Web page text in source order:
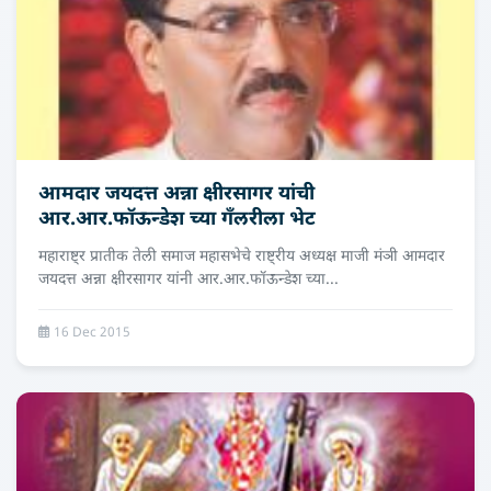
आमदार जयदत्त अन्ना क्षीरसागर यांची
आर.आर.फॉऊन्डेश च्या गँलरीला भेट
महाराष्ट्र प्रातीक तेली समाज महासभेचे राष्ट्रीय अध्यक्ष माजी मंञी आमदार
जयदत्त अन्ना क्षीरसागर यांनी आर.आर.फॉऊन्डेश च्या...
16 Dec 2015